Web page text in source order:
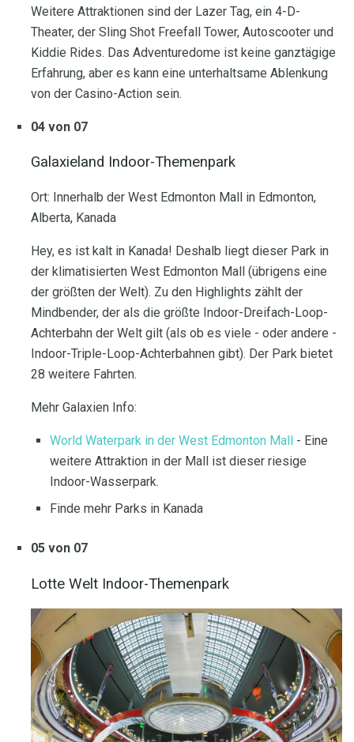
Weitere Attraktionen sind der Lazer Tag, ein 4-D-
Theater, der Sling Shot Freefall Tower, Autoscooter und
Kiddie Rides. Das Adventuredome ist keine ganztägige
Erfahrung, aber es kann eine unterhaltsame Ablenkung
von der Casino-Action sein.
04 von 07
Galaxieland Indoor-Themenpark
Ort: Innerhalb der West Edmonton Mall in Edmonton,
Alberta, Kanada
Hey, es ist kalt in Kanada! Deshalb liegt dieser Park in
der klimatisierten West Edmonton Mall (übrigens eine
der größten der Welt). Zu den Highlights zählt der
Mindbender, der als die größte Indoor-Dreifach-Loop-
Achterbahn der Welt gilt (als ob es viele - oder andere -
Indoor-Triple-Loop-Achterbahnen gibt). Der Park bietet
28 weitere Fahrten.
Mehr Galaxien Info:
World Waterpark in der West Edmonton Mall - Eine
weitere Attraktion in der Mall ist dieser riesige
Indoor-Wasserpark.
Finde mehr Parks in Kanada
05 von 07
Lotte Welt Indoor-Themenpark